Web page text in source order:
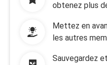
obtenez plus
Mettez en
les autres
Sauvegardez